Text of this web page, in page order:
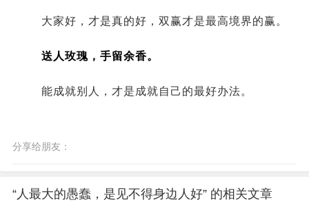
大家好，才是真的好，双赢才是最高境界的赢。
送人玫瑰，手留余香。
能成就别人，才是成就自己的最好办法。
分享给朋友：
“人最大的愚蠢，是见不得身边人好” 的相关文章